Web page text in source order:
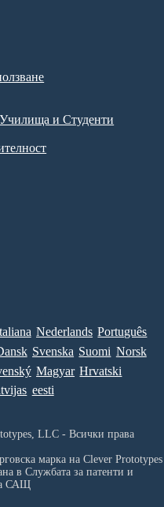
и Студенти
Nederlands Português
Svenska Suomi Norsk
Magyar Hrvatski
eesti
LLC - Всички права
марка на Clever
в Службата за патенти и
САЩ